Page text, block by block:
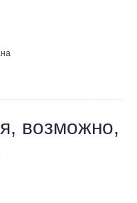
возможно,